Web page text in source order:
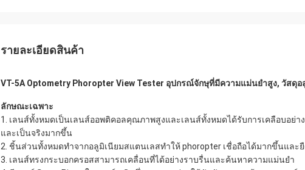
รายละเอียดสินค้า
VT-5A Optometry Phoropter View Tester อุปกรณ์จักษุที่มีความแม่นยำสูง, วัสดุอ
ลักษณะเฉพาะ
1. เลนส์ทั้งหมดเป็นเลนส์ออพติคอลคุณภาพสูงและเลนส์ทั้งหมดได้รับการเคลือบอย่
และเป็นจริงมากขึ้น
2. ชิ้นส่วนทั้งหมดทำจากอลูมิเนียมสแตนเลสทำให้ phoropter เชื่อถือได้มากขึ้นและ
3. เลนส์ทรงกระบอกครอสสามารถเคลื่อนที่ได้อย่างราบรื่นและค้นหาความแม่นยำ